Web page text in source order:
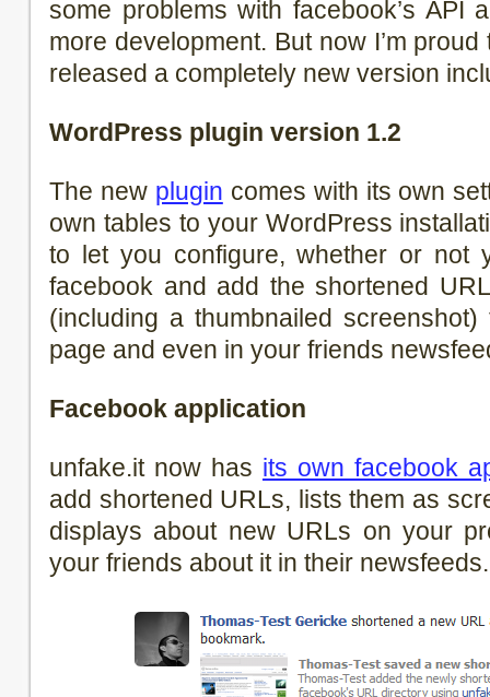
some problems with facebook’s API
more development. But now I’m
released a completely new version
WordPress plugin version 1.2
The new plugin comes with its own
own tables to your WordPress
to let you configure, whether or not
facebook and add the shortened
(including a thumbnailed
page and even in your friends
Facebook application
unfake.it now has its own facebook
add shortened URLs, lists them as
displays about new URLs on your
your friends about it in their